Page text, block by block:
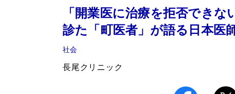
「開業医に治療を拒否でき
診た「町医者」が語る日本医
社会
長尾クリニック